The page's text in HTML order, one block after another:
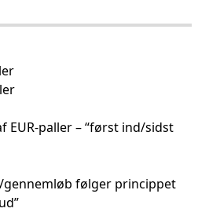
EUR-paller – “først ind/sidst
følger princippet